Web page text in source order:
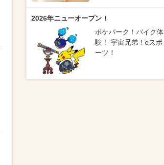
2026年ニューオープン！
ポケパーク！バイク体
験！ 宇宙兄弟！eスポ
ーツ！